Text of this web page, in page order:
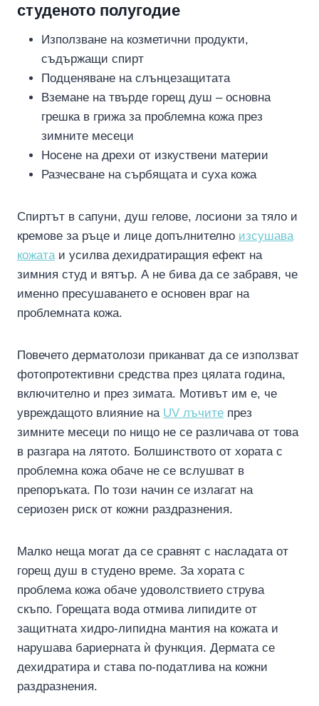
студеното полугодие
Използване на козметични продукти,
съдържащи спирт
Подценяване на слънцезащитата
Вземане на твърде горещ душ – основна
грешка в грижа за проблемна кожа през
зимните месеци
Носене на дрехи от изкуствени материи
Разчесване на сърбящата и суха кожа
Спиртът в сапуни, душ гелове, лосиони за тяло и
кремове за ръце и лице допълнително изсушава
кожата и усилва дехидратиращия ефект на
зимния студ и вятър. А не бива да се забравя, че
именно пресушаването е основен враг на
проблемната кожа.
Повечето дерматолози приканват да се използват
фотопротективни средства през цялата година,
включително и през зимата. Мотивът им е, че
увреждащото влияние на UV лъчите през
зимните месеци по нищо не се различава от това
в разгара на лятото. Болшинството от хората с
проблемна кожа обаче не се вслушват в
препоръката. По този начин се излагат на
сериозен риск от кожни раздразнения.
Малко неща могат да се сравнят с насладата от
горещ душ в студено време. За хората с
проблема кожа обаче удоволствието струва
скъпо. Горещата вода отмива липидите от
защитната хидро-липидна мантия на кожата и
нарушава бариерната ѝ функция. Дермата се
дехидратира и става по-податлива на кожни
раздразнения.